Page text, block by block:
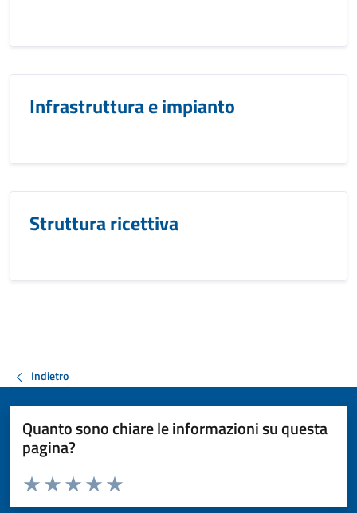
Infrastruttura e impianto
Struttura ricettiva
Indietro
Quanto sono chiare le informazioni su questa
pagina?
Valuta da 1 a 5 stelle la pagina
Valuta 5 stelle su 5
Valuta 4 stelle su 5
Valuta 3 stelle su 5
Valuta 2 stelle su 5
Valuta 1 stelle su 5